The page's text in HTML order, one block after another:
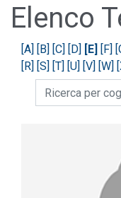
Elenco
[A] [B] [C] [D] [E] [F]
[R] [S] [T] [U] [V] [W]